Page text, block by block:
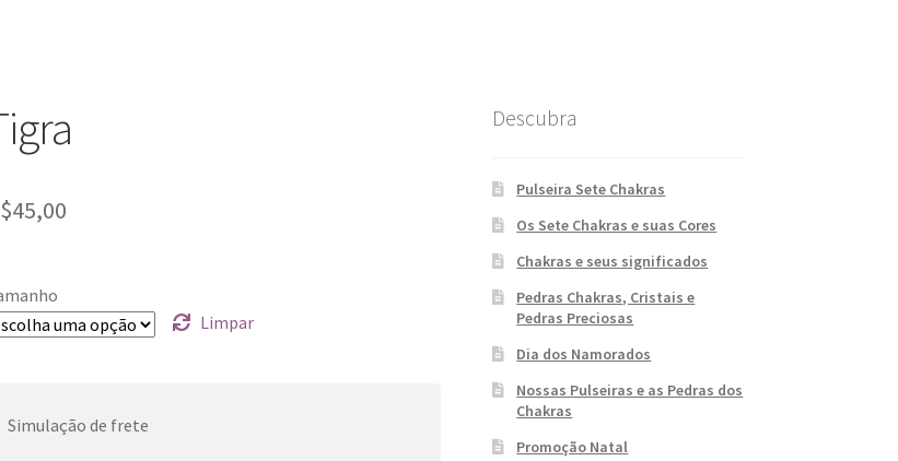
45,00
Limpar
Simulação de frete
Descubra
Pulseira Sete Chakras
Os Sete Chakras e suas Cores
Chakras e seus significados
Pedras Chakras, Cristais e
Pedras Preciosas
Dia dos Namorados
Nossas Pulseiras e as Pedras dos
Chakras
Promoção Natal